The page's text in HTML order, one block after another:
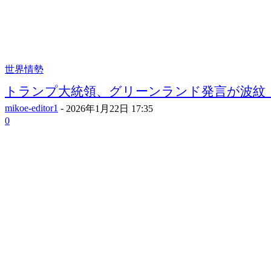
世界情勢
トランプ大統領、グリーンランド発言が波
mikoe-editor1 - 2026年1月22日 17:35
0